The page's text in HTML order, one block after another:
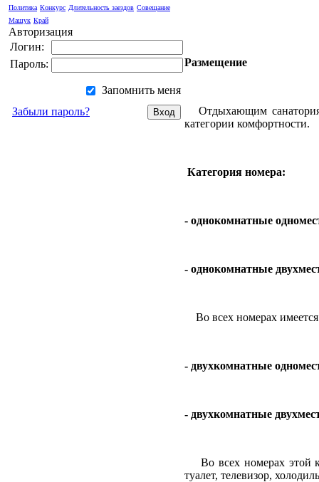
Политика Конкурс Длительность заездов Совещание
Машук Край
Авторизация
Логин:
Пароль:
Запомнить меня
Забыли пароль?
Размещение
Отдыхающим
категории комфортности.
Категория номера:
- однокомнатные
- однокомнатные
Во всех номерах
- двухкомнатные
- двухкомнатные
Во всех номерах этой
туалет, телевизор,